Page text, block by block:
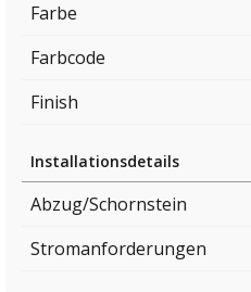
Farbe
Farbcode
Finish
Installationsdetails
Abzug/Schornstein
Stromanforderungen